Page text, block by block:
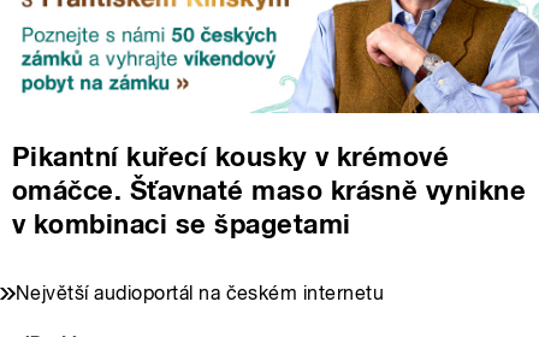
Pikantní kuřecí kousky v krémové
omáčce. Šťavnaté maso krásně vynikne
v kombinaci se špagetami
Největší audioportál na českém internetu